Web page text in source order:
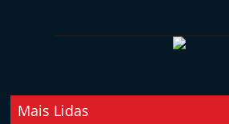
Mais Lidas